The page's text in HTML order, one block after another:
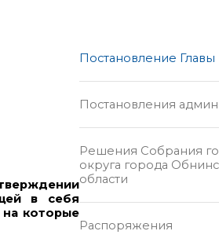
в себя
на которые
Постановление Главы
Постановления
Решения Собрания
округа города
области
Распоряжения